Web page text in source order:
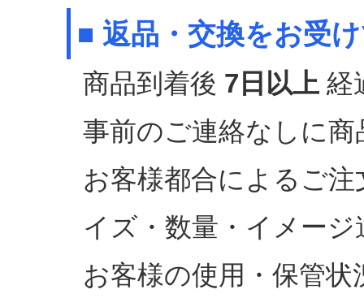
■ 返品・交換をお受
商品到着後 7日以上 経
事前のご連絡なしに
お客様都合によるご
イズ・数量・イメー
お客様の使用・保管